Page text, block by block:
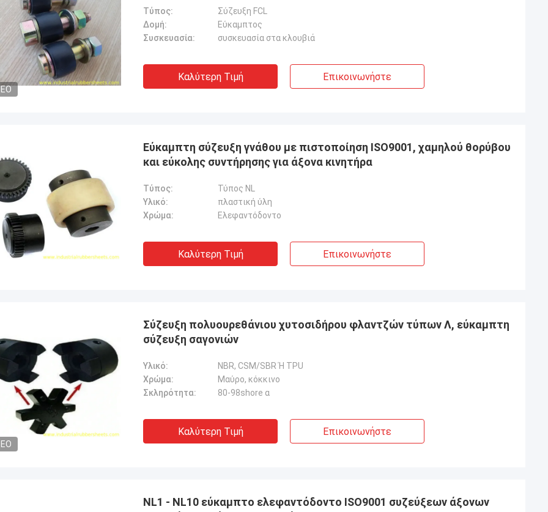
Τύπος:
Σύζευξη FCL
Δομή:
Εύκαμπτος
Συσκευασία:
συσκευασία στα κλουβιά
Καλύτερη Τιμή Επικοινωνήστε
Εύκαμπτη σύζευξη γνάθου με πιστοποίηση ISO9001, χαμηλού θορύβου
και εύκολης συντήρησης για άξονα κινητήρα
Τύπος:
Τύπος NL
Υλικό:
πλαστική ύλη
Χρώμα:
Ελεφαντόδοντο
Καλύτερη Τιμή Επικοινωνήστε
Σύζευξη πολυουρεθάνιου χυτοσιδήρου φλαντζών τύπων Λ, εύκαμπτη
σύζευξη σαγονιών
Υλικό:
NBR, CSM/SBR Ή TPU
Χρώμα:
Μαύρο, κόκκινο
Σκληρότητα:
80-98shore α
Καλύτερη Τιμή Επικοινωνήστε
NL1 - NL10 εύκαμπτο ελεφαντόδοντο ISO9001 συζεύξεων άξονων